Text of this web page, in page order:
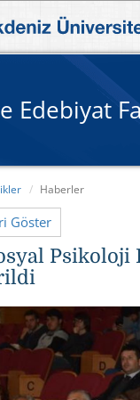
Edebiyat
Haberler
Göster
Psikoloji